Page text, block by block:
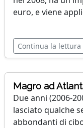
euro, e viene
Continua la lettura
Magro ad
Due anni (2006-
lasciato qualche
abbondanti di